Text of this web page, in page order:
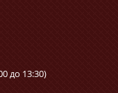
до 13:30)